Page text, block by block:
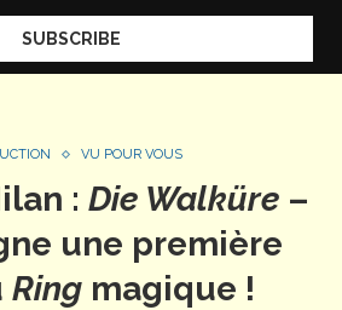
VU POUR VOUS
: Die Walküre –
une première
Ring magique !